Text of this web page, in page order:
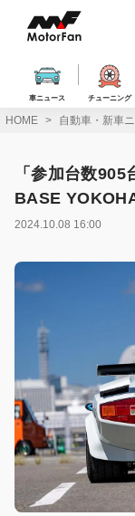
ス
車ニュース チューニング
HOME 自動車・新車
「参加台数
BASE
2024.10.08 16:00